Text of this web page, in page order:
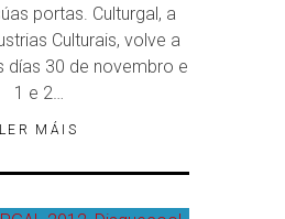
portas. Culturgal, a
Culturais, volve a
días 30 de novembro e
1 e 2…
LER MÁIS